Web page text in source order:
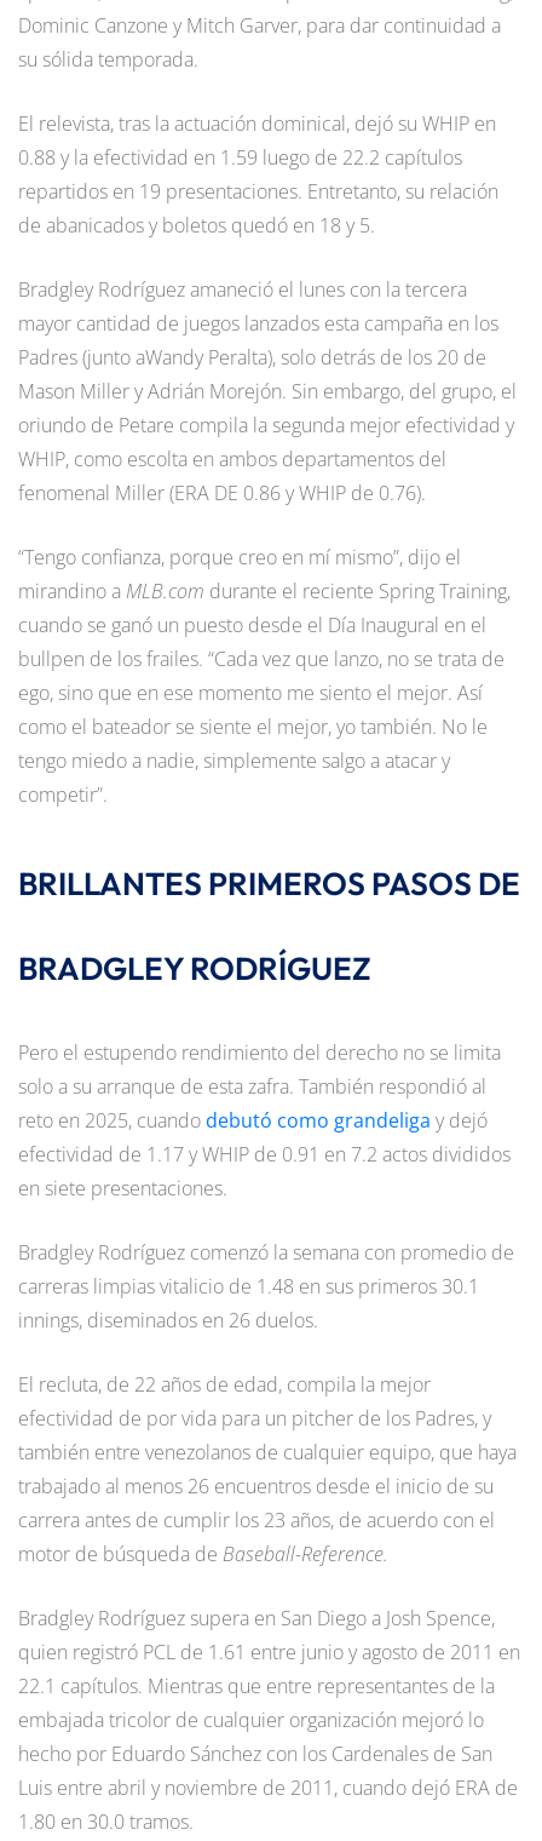
Dominic Canzone y Mitch Garver, para dar continuidad a
su sólida temporada.
El relevista, tras la actuación dominical, dejó su WHIP en
0.88 y la efectividad en 1.59 luego de 22.2 capítulos
repartidos en 19 presentaciones. Entretanto, su relación
de abanicados y boletos quedó en 18 y 5.
Bradgley Rodríguez amaneció el lunes con la tercera
mayor cantidad de juegos lanzados esta campaña en los
Padres (junto aWandy Peralta), solo detrás de los 20 de
Mason Miller y Adrián Morejón. Sin embargo, del grupo, el
oriundo de Petare compila la segunda mejor efectividad y
WHIP, como escolta en ambos departamentos del
fenomenal Miller (ERA DE 0.86 y WHIP de 0.76).
“Tengo confianza, porque creo en mí mismo”, dijo el
mirandino a MLB.com durante el reciente Spring Training,
cuando se ganó un puesto desde el Día Inaugural en el
bullpen de los frailes. “Cada vez que lanzo, no se trata de
ego, sino que en ese momento me siento el mejor. Así
como el bateador se siente el mejor, yo también. No le
tengo miedo a nadie, simplemente salgo a atacar y
competir”.
BRILLANTES PRIMEROS PASOS DE
BRADGLEY RODRÍGUEZ
Pero el estupendo rendimiento del derecho no se limita
solo a su arranque de esta zafra. También respondió al
reto en 2025, cuandodebutó como grandeliga y dejó
efectividad de 1.17 y WHIP de 0.91 en 7.2 actos divididos
en siete presentaciones.
Bradgley Rodríguez comenzó la semana con promedio de
carreras limpias vitalicio de 1.48 en sus primeros 30.1
innings, diseminados en 26 duelos.
El recluta, de 22 años de edad, compila la mejor
efectividad de por vida para un pitcher de los Padres, y
también entre venezolanos de cualquier equipo, que haya
trabajado al menos 26 encuentros desde el inicio de su
carrera antes de cumplir los 23 años, de acuerdo con el
motor de búsqueda de Baseball-Reference.
Bradgley Rodríguez supera en San Diego a Josh Spence,
quien registró PCL de 1.61 entre junio y agosto de 2011 en
22.1 capítulos. Mientras que entre representantes de la
embajada tricolor de cualquier organización mejoró lo
hecho por Eduardo Sánchez con los Cardenales de San
Luis entre abril y noviembre de 2011, cuando dejó ERA de
1.80 en 30.0 tramos.